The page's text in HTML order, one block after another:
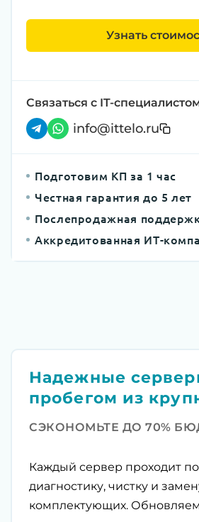
Узнать
Связаться с IT-
info@ittelo.ru
Подготовим КП за 1 час
Честная гарантия до 5 лет
Послепродажная
Аккредитованная ИТ-
Надежные
пробегом из
СЭКОНОМЬТЕ ДО 70%
Каждый сервер проходит
диагностику, чистку и
комплектующих.